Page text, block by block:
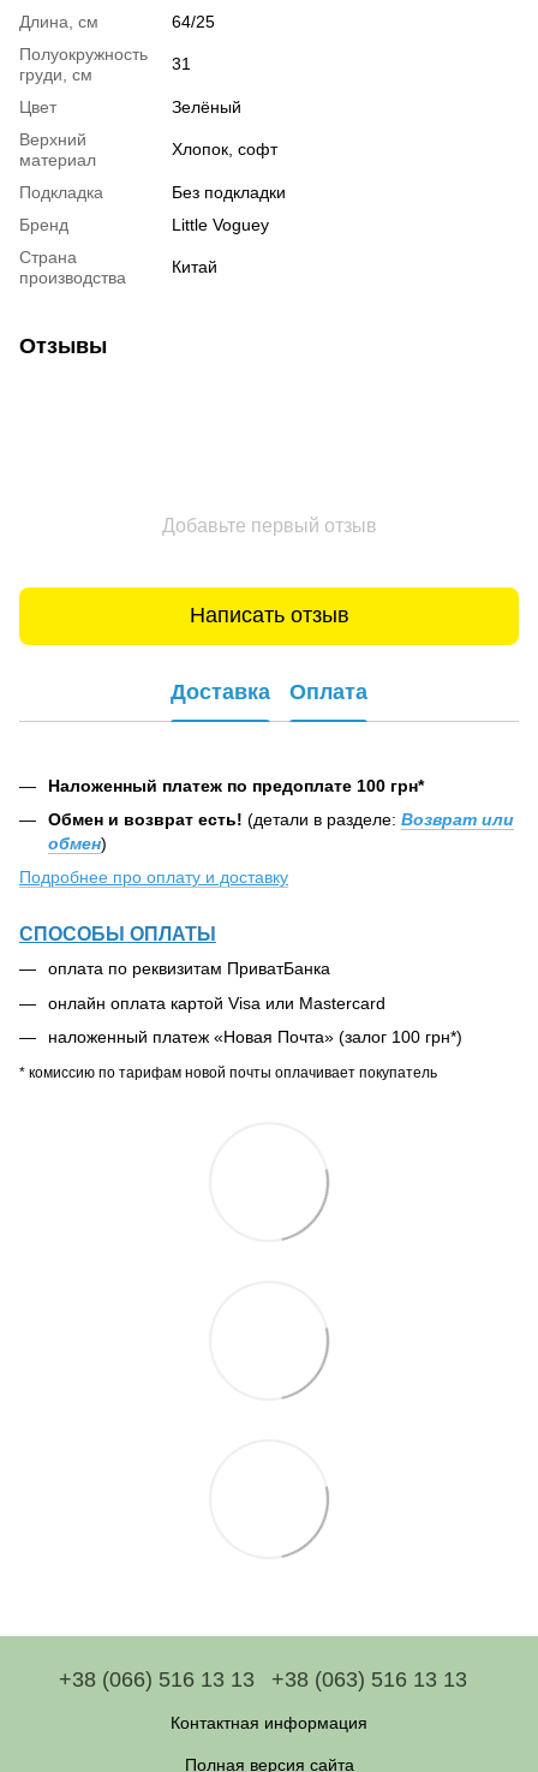
Длина, см
64/25
Полуокружность
груди, см
31
Цвет
Зелёный
Верхний
материал
Хлопок, софт
Подкладка
Без подкладки
Бренд
Little Voguey
Страна
производства
Китай
Отзывы
Добавьте первый отзыв
Написать отзыв
Доставка Оплата
Наложенный платеж по предоплате 100 грн*
Обмен и возврат есть! (детали в разделе: Возврат или
обмен)
Подробнее про оплату и доставку
СПОСОБЫ ОПЛАТЫ
оплата по реквизитам ПриватБанка
онлайн оплата картой Visa или Mastercard
наложенный платеж «Новая Почта» (залог 100 грн*)
* комиссию по тарифам новой почты оплачивает покупатель
+38 (066) 516 13 13 +38 (063) 516 13 13
Контактная информация
Полная версия сайта